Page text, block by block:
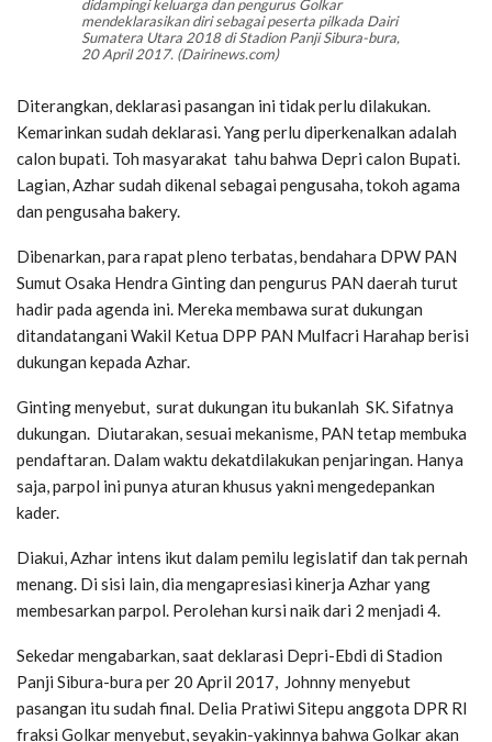
didampingi keluarga dan pengurus Golkar
mendeklarasikan diri sebagai peserta pilkada Dairi
Sumatera Utara 2018 di Stadion Panji Sibura-bura,
20 April 2017. (Dairinews.com)
Diterangkan, deklarasi pasangan ini tidak perlu dilakukan.
Kemarinkan sudah deklarasi. Yang perlu diperkenalkan adalah
calon bupati. Toh masyarakat tahu bahwa Depri calon Bupati.
Lagian, Azhar sudah dikenal sebagai pengusaha, tokoh agama
dan pengusaha bakery.
Dibenarkan, para rapat pleno terbatas, bendahara DPW PAN
Sumut Osaka Hendra Ginting dan pengurus PAN daerah turut
hadir pada agenda ini. Mereka membawa surat dukungan
ditandatangani Wakil Ketua DPP PAN Mulfacri Harahap berisi
dukungan kepada Azhar.
Ginting menyebut, surat dukungan itu bukanlah SK. Sifatnya
dukungan. Diutarakan, sesuai mekanisme, PAN tetap membuka
pendaftaran. Dalam waktu dekatdilakukan penjaringan. Hanya
saja, parpol ini punya aturan khusus yakni mengedepankan
kader.
Diakui, Azhar intens ikut dalam pemilu legislatif dan tak pernah
menang. Di sisi lain, dia mengapresiasi kinerja Azhar yang
membesarkan parpol. Perolehan kursi naik dari 2 menjadi 4.
Sekedar mengabarkan, saat deklarasi Depri-Ebdi di Stadion
Panji Sibura-bura per 20 April 2017, Johnny menyebut
pasangan itu sudah final. Delia Pratiwi Sitepu anggota DPR RI
fraksi Golkar menyebut, seyakin-yakinnya bahwa Golkar akan